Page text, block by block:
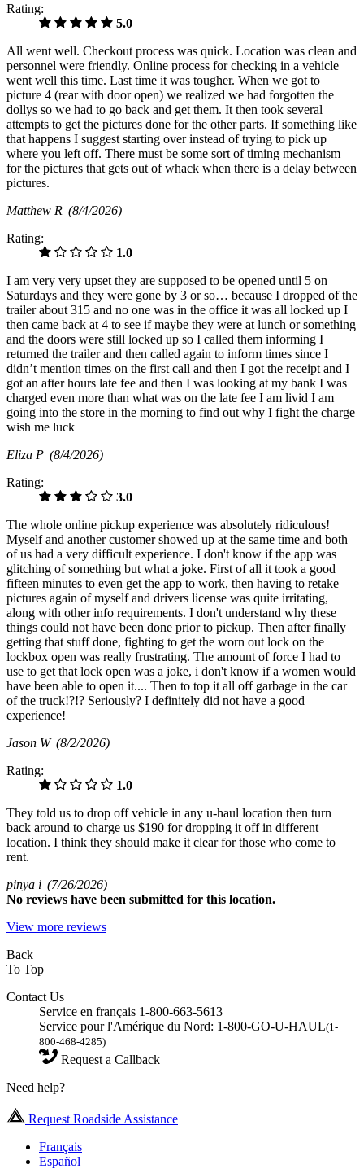
Rating:
5.0
All went well. Checkout process was quick. Location was clean and
personnel were friendly. Online process for checking in a vehicle
went well this time. Last time it was tougher. When we got to
picture 4 (rear with door open) we realized we had forgotten the
dollys so we had to go back and get them. It then took several
attempts to get the pictures done for the other parts. If something like
that happens I suggest starting over instead of trying to pick up
where you left off. There must be some sort of timing mechanism
for the pictures that gets out of whack when there is a delay between
pictures.
Matthew R (8/4/2026)
Rating:
1.0
I am very very upset they are supposed to be opened until 5 on
Saturdays and they were gone by 3 or so… because I dropped of the
trailer about 315 and no one was in the office it was all locked up I
then came back at 4 to see if maybe they were at lunch or something
and the doors were still locked up so I called them informing I
returned the trailer and then called again to inform times since I
didn’t mention times on the first call and then I got the receipt and I
got an after hours late fee and then I was looking at my bank I was
charged even more than what was on the late fee I am livid I am
going into the store in the morning to find out why I fight the charge
wish me luck
Eliza P (8/4/2026)
Rating:
3.0
The whole online pickup experience was absolutely ridiculous!
Myself and another customer showed up at the same time and both
of us had a very difficult experience. I don't know if the app was
glitching of something but what a joke. First of all it took a good
fifteen minutes to even get the app to work, then having to retake
pictures again of myself and drivers license was quite irritating,
along with other info requirements. I don't understand why these
things could not have been done prior to pickup. Then after finally
getting that stuff done, fighting to get the worn out lock on the
lockbox open was really frustrating. The amount of force I had to
use to get that lock open was a joke, i don't know if a women would
have been able to open it.... Then to top it all off garbage in the car
of the truck!?!? Seriously? I definitely did not have a good
experience!
Jason W (8/2/2026)
Rating:
1.0
They told us to drop off vehicle in any u-haul location then turn
back around to charge us $190 for dropping it off in different
location. I think they should make it clear for those who come to
rent.
pinya i (7/26/2026)
No reviews have been submitted for this location.
View more reviews
Back
To Top
Contact Us
Service en français 1-800-663-5613
Service pour l'Amérique du Nord: 1-800-GO-U-HAUL(1-
800-468-4285)
Request a Callback
Need help?
Request Roadside Assistance
Français
Español